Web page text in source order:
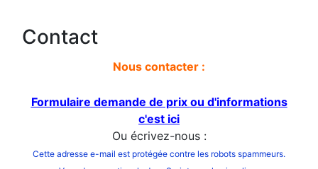
Contact
Nous contacter :
Formulaire demande de prix ou d'informations
c'est ici
Ou écrivez-nous :
Cette adresse e-mail est protégée contre les robots spammeurs.